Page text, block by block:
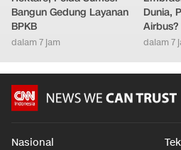
Bangun Gedung Layanan
BPKB
dalam 7 jam
Dunia,
Airbus?
dalam 7
Nasional